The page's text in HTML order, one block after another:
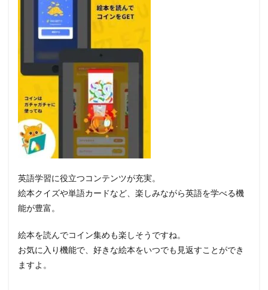
英語学習に役立つコンテンツが充実。
絵本クイズや単語カードなど、楽しみながら英語を学べる機
能が豊富。
絵本を読んでコイン集めも楽しそうですね。
お気に入り機能で、好きな絵本をいつでも見返すことができ
ますよ。